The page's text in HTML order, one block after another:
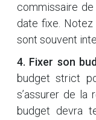
commissaire
date fixe.
sont souvent
4. Fixer son
budget strict
s’assurer de la
budget devra